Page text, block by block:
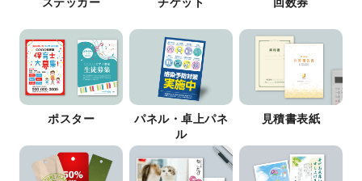
ポスター
パネル・卓上パネ
ル
見積書表紙